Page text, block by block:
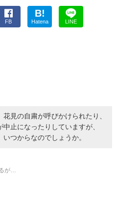
FB
B!
Hatena LINE
見の自粛が呼びかけられたり、
中止になったりしていますが、
いつからなのでしょうか。
が…